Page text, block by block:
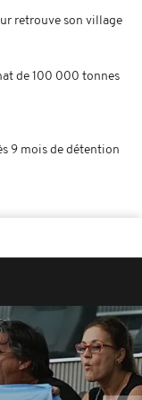
retrouve son village
de 100 000 tonnes
9 mois de détention